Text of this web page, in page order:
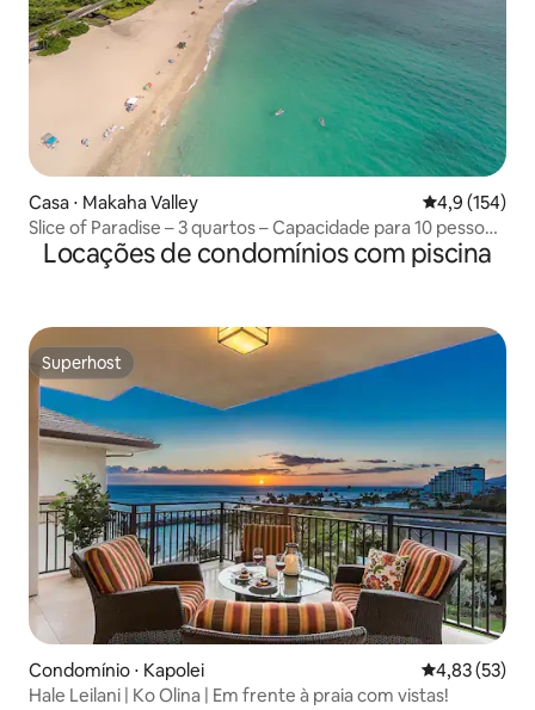
Casa ⋅ Makaha Valley 4,9 de uma
4,9 (154)
Slice of Paradise – 3 quartos – Capacidade para 10 pessoas
– Mesmo preço para 10 ou 2 pessoas
Locações de condomínios com piscina
Superhost
Superhost
Condomínio ⋅ Kapolei 4,83 de uma
4,83 (53)
Hale Leilani | Ko Olina | Em frente à praia com vistas!